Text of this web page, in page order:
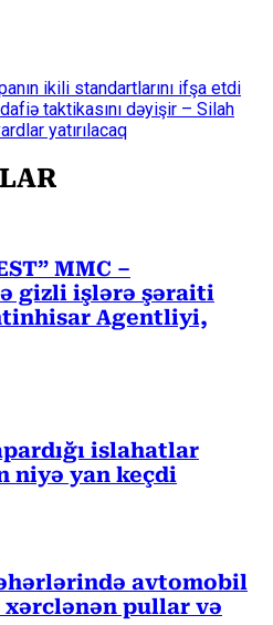
ikili standartlarını ifşa etdi
taktikasını dəyişir – Silah
yatırılacaq
MMC –
gizli işlərə şəraiti
Agentliyi,
islahatlar
niyə yan keçdi
avtomobil
pullar və